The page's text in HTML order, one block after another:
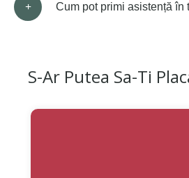
Cum pot primi asistență
S-Ar Putea Sa-Ti